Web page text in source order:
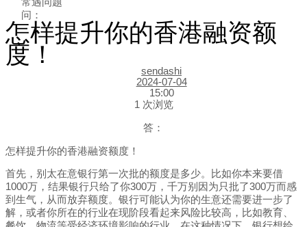
问：
怎样提升你的香港融资额
度！
sendashi
2024-07-04
15:00
1 次浏览
答：
怎样提升你的香港融资额度！
首先，别太在意银行第一次批的额度是多少。比如你本来要借
1000万，结果银行只给了你300万，千万别因为只批了300万而感
到生气，从而放弃额度。银行可能认为你的生意还需要进一步了
解，或者你所在的行业在现阶段看起来风险比较高，比如教育、